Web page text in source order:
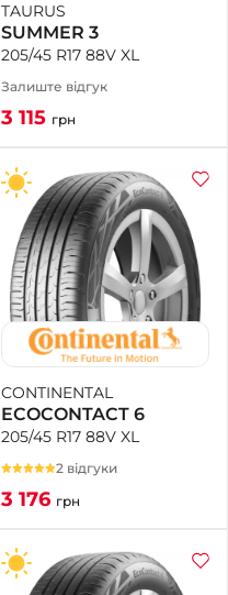
TAURUS
SUMMER 3
205/45 R17 88V XL
Залиште відгук
3 115 грн
CONTINENTAL
ECOCONTACT 6
205/45 R17 88V XL
2 відгуки
3 176 грн